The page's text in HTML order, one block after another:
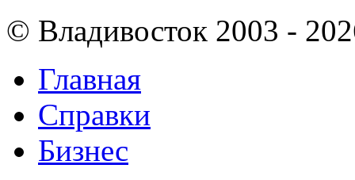
© Владивосток 2003 -
Главная
Справки
Бизнес